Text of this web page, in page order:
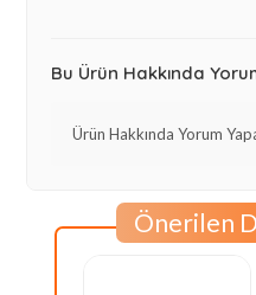
Bu Ürün Hakkında
Ürün Hakkında Yorum
Önerilen